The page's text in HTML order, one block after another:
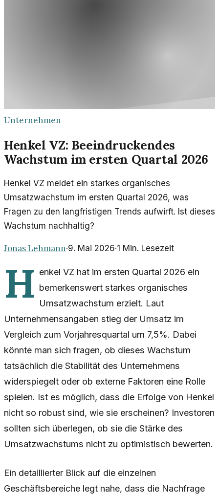
Unternehmen
Henkel VZ: Beeindruckendes
Wachstum im ersten Quartal 2026
Henkel VZ meldet ein starkes organisches
Umsatzwachstum im ersten Quartal 2026, was
Fragen zu den langfristigen Trends aufwirft. Ist dieses
Wachstum nachhaltig?
Jonas Lehmann·9. Mai 2026·1 Min. Lesezeit
H enkel VZ hat im ersten Quartal 2026 ein
bemerkenswert starkes organisches
Umsatzwachstum erzielt. Laut
Unternehmensangaben stieg der Umsatz im
Vergleich zum Vorjahresquartal um 7,5%. Dabei
könnte man sich fragen, ob dieses Wachstum
tatsächlich die Stabilität des Unternehmens
widerspiegelt oder ob externe Faktoren eine Rolle
spielen. Ist es möglich, dass die Erfolge von Henkel
nicht so robust sind, wie sie erscheinen? Investoren
sollten sich überlegen, ob sie die Stärke des
Umsatzwachstums nicht zu optimistisch bewerten.
Ein detaillierter Blick auf die einzelnen
Geschäftsbereiche legt nahe, dass die Nachfrage